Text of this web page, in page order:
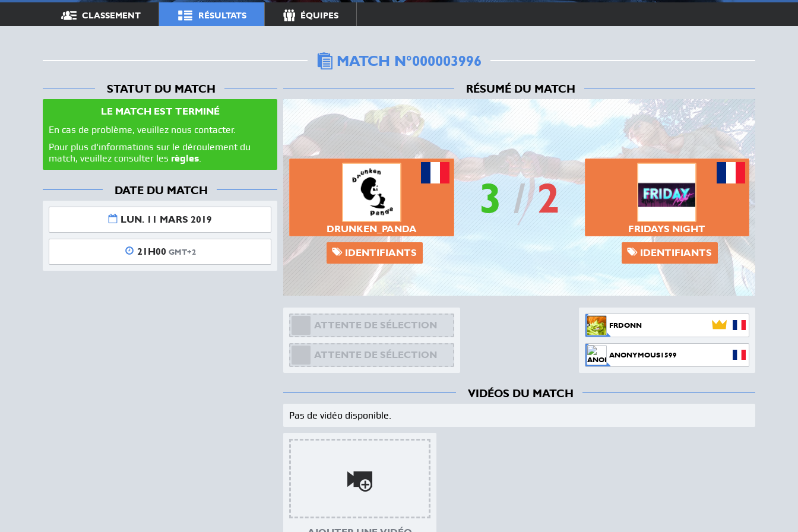
ANONYMOUS1599
CLASSEMENT RÉSULTATS ÉQUIPES
MATCH N°000003996
STATUT DU MATCH
LE MATCH EST TERMINÉ
En cas de problème, veuillez nous contacter.
Pour plus d'informations sur le déroulement du
match, veuillez consulter les règles.
DATE DU MATCH
LUN. 11 MARS 2019
21H00 GMT+2
RÉSUMÉ DU MATCH
DRUNKEN_PANDA
IDENTIFIANTS
3 /2
FRIDAYS NIGHT
IDENTIFIANTS
ATTENTE DE SÉLECTION
ATTENTE DE SÉLECTION
FRDONN
ANONYMOUS1599
VIDÉOS DU MATCH
Pas de vidéo disponible.